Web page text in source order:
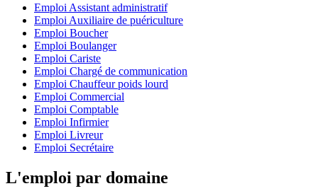
Emploi Assistant administratif
Emploi Auxiliaire de puériculture
Emploi Boucher
Emploi Boulanger
Emploi Cariste
Emploi Chargé de communication
Emploi Chauffeur poids lourd
Emploi Commercial
Emploi Comptable
Emploi Infirmier
Emploi Livreur
Emploi Secrétaire
L'emploi par domaine